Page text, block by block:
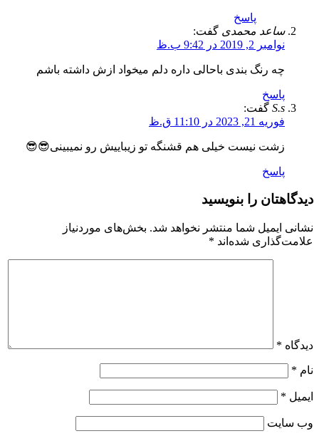
پاسخ
ساعد محمدی گفت:
نوامبر 2, 2019 در 9:42 ب.ظ
چه رنگ بندی باحالی داره دلم میخواد ازش داشته باشم
پاسخ
S.s گفت:
فوریه 21, 2023 در 11:10 ق.ظ
زشت نیست خیلی هم قشنگه تو زیباییش رو نمیبینی😎😎
پاسخ
دیدگاهتان را بنویسید
نشانی ایمیل شما منتشر نخواهد شد. بخش‌های موردنیاز
علامت‌گذاری شده‌اند *
دیدگاه *
نام *
ایمیل *
وب‌ سایت